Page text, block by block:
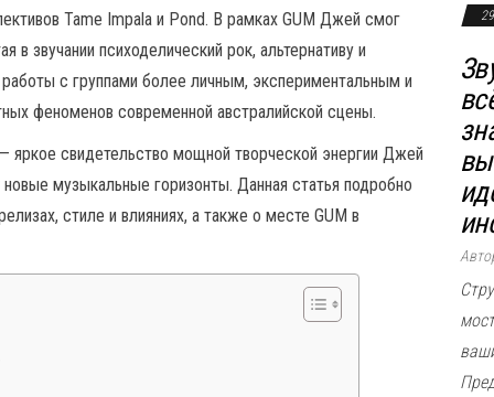
Tame Impala и Pond. В рамках GUM Джей смог
в звучании психоделический рок, альтернативу и
с группами более личным, экспериментальным и
феноменов современной австралийской сцены.
яркое свидетельство мощной творческой энергии Джей
музыкальные горизонты. Данная статья подробно
стиле и влияниях, а также о месте GUM в